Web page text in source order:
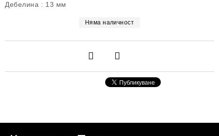
Дебелина : 13 мм
Няма наличност